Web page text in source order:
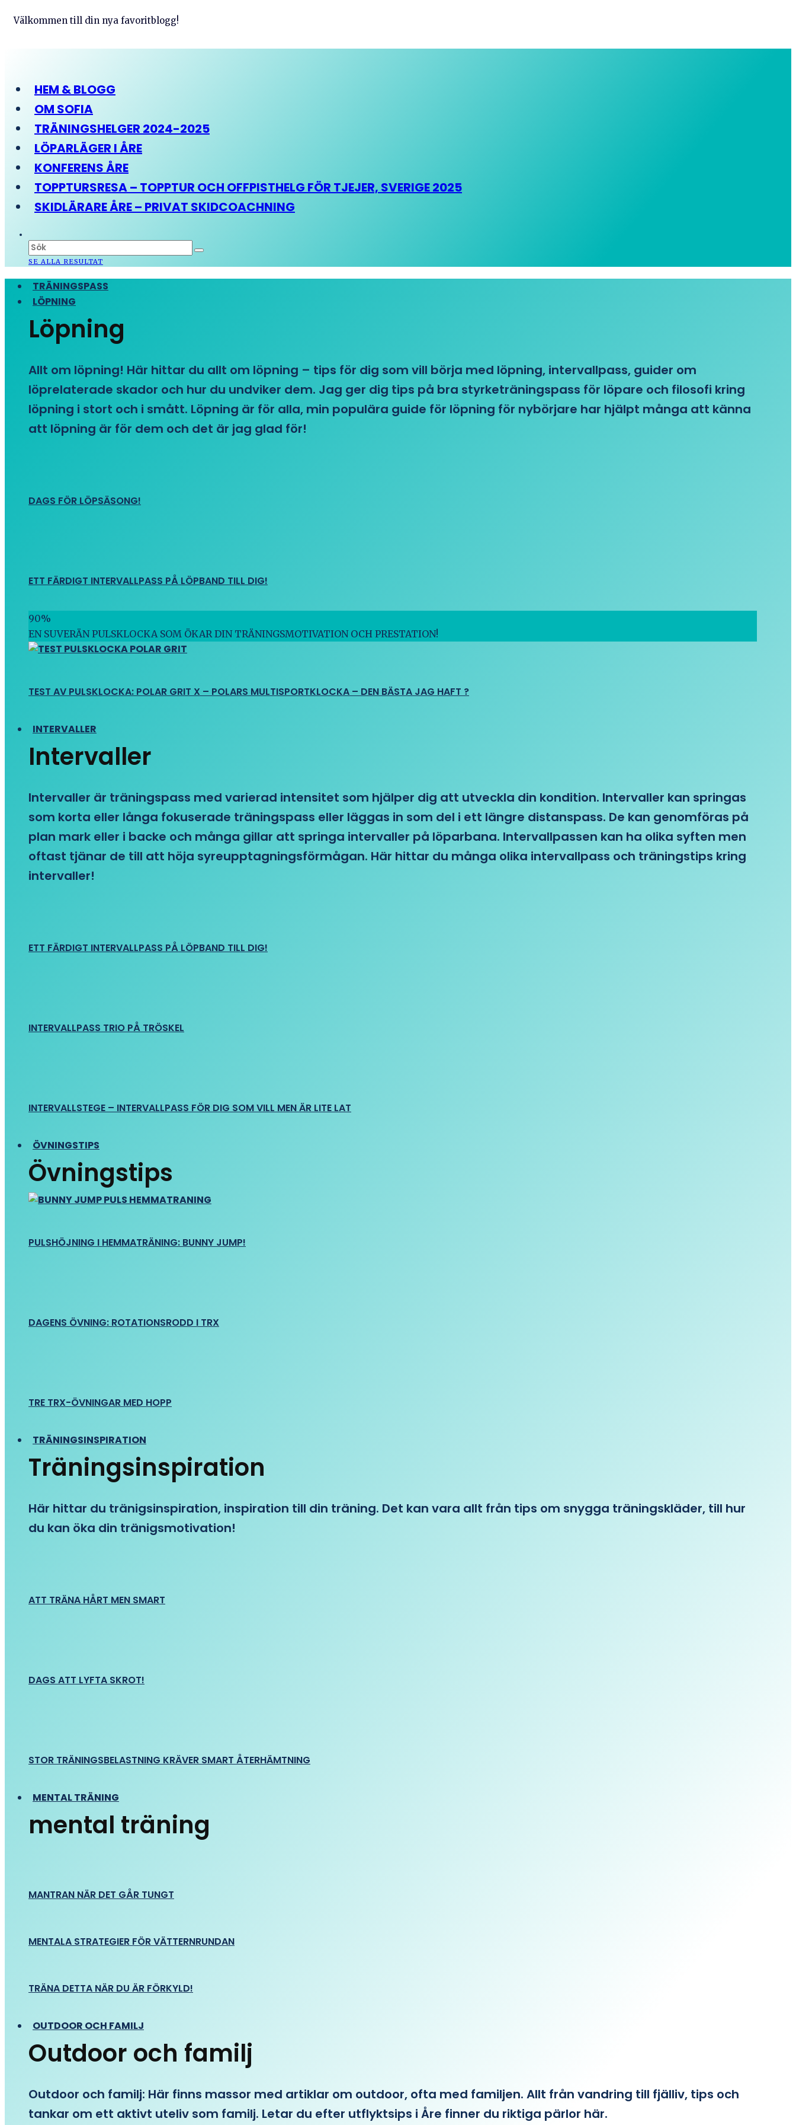
Välkommen till din nya favoritblogg!
HEM & BLOGG
OM SOFIA
TRÄNINGSHELGER 2024-2025
LÖPARLÄGER I ÅRE
KONFERENS ÅRE
TOPPTURSRESA – TOPPTUR OCH OFFPISTHELG FÖR TJEJER, SVERIGE 2025
SKIDLÄRARE ÅRE – PRIVAT SKIDCOACHNING
SE ALLA RESULTAT
TRÄNINGSPASS
LÖPNING
Löpning
Allt om löpning! Här hittar du allt om löpning – tips för dig som vill börja med löpning, intervallpass, guider om
löprelaterade skador och hur du undviker dem. Jag ger dig tips på bra styrketräningspass för löpare och filosofi kring
löpning i stort och i smått. Löpning är för alla, min populära guide för löpning för nybörjare har hjälpt många att känna
att löpning är för dem och det är jag glad för!
DAGS FÖR LÖPSÄSONG!
ETT FÄRDIGT INTERVALLPASS PÅ LÖPBAND TILL DIG!
90%
EN SUVERÄN PULSKLOCKA SOM ÖKAR DIN TRÄNINGSMOTIVATION OCH PRESTATION!
TEST AV PULSKLOCKA: POLAR GRIT X – POLARS MULTISPORTKLOCKA – DEN BÄSTA JAG HAFT ?
INTERVALLER
Intervaller
Intervaller är träningspass med varierad intensitet som hjälper dig att utveckla din kondition. Intervaller kan springas
som korta eller långa fokuserade träningspass eller läggas in som del i ett längre distanspass. De kan genomföras på
plan mark eller i backe och många gillar att springa intervaller på löparbana. Intervallpassen kan ha olika syften men
oftast tjänar de till att höja syreupptagningsförmågan. Här hittar du många olika intervallpass och träningstips kring
intervaller!
ETT FÄRDIGT INTERVALLPASS PÅ LÖPBAND TILL DIG!
INTERVALLPASS TRIO PÅ TRÖSKEL
INTERVALLSTEGE – INTERVALLPASS FÖR DIG SOM VILL MEN ÄR LITE LAT
ÖVNINGSTIPS
Övningstips
PULSHÖJNING I HEMMATRÄNING: BUNNY JUMP!
DAGENS ÖVNING: ROTATIONSRODD I TRX
TRE TRX-ÖVNINGAR MED HOPP
TRÄNINGSINSPIRATION
Träningsinspiration
Här hittar du tränigsinspiration, inspiration till din träning. Det kan vara allt från tips om snygga träningskläder, till hur
du kan öka din tränigsmotivation!
ATT TRÄNA HÅRT MEN SMART
DAGS ATT LYFTA SKROT!
STOR TRÄNINGSBELASTNING KRÄVER SMART ÅTERHÄMTNING
MENTAL TRÄNING
mental träning
MANTRAN NÄR DET GÅR TUNGT
MENTALA STRATEGIER FÖR VÄTTERNRUNDAN
TRÄNA DETTA NÄR DU ÄR FÖRKYLD!
OUTDOOR OCH FAMILJ
Outdoor och familj
Outdoor och familj: Här finns massor med artiklar om outdoor, ofta med familjen. Allt från vandring till fjälliv, tips och
tankar om ett aktivt uteliv som familj. Letar du efter utflyktsips i Åre finner du riktiga pärlor här.